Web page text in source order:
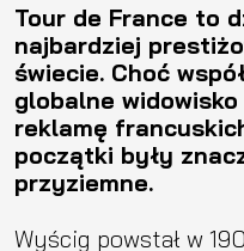
Tour de France to
najbardziej
świecie. Choć
globalne
reklamę
początki były
przyziemne.
Wyścig powstał w